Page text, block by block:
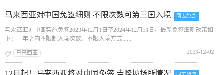
马来西亚对中国免签细则 不限次数可第三国入境 同志旅游
马来西亚对中国实施免签2023年12月1日至2024年12月31日，最新免签细则政策如
下：一年之内不限制入境次数、不限入境方式......
马来西亚 2023-12-02